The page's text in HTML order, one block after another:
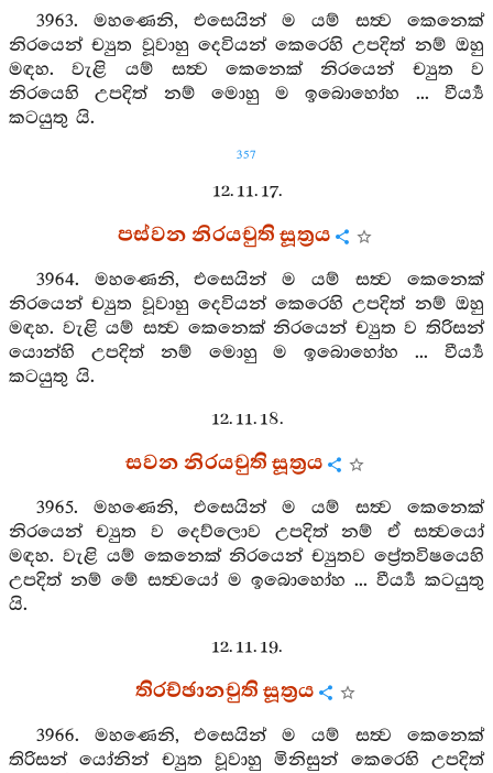
3963. මහණෙනි, එසෙයින් ම යම් සත්‍ව කෙනෙක්
නිරයෙන් ච්‍යුත වූවාහු දෙවියන් කෙරෙහි උපදිත් නම් ඔහු
මඳහ. වැළි යම් සත්‍ව කෙනෙක් නිරයෙන් ච්‍යුත ව
නිරයෙහි උපදිත් නම් මොහු ම ඉබොහෝහ ... වීර්‍ය්‍ය
කටයුතු යි.
357
12. 11. 17.
පස්වන නිරයචුති සූත්‍රය
3964. මහණෙනි, එසෙයින් ම යම් සත්‍ව කෙනෙක්
නිරයෙන් ච්‍යුත වූවාහු දෙවියන් කෙරෙහි උපදිත් නම් ඔහු
මඳහ. වැළි යම් සත්‍ව කෙනෙක් නිරයෙන් ච්‍යුත ව තිරිසන්
යොන්හි උපදිත් නම් මොහු ම ඉබොහෝහ ... වීර්‍ය්‍ය
කටයුතු යි.
12. 11. 18.
සවන නිරයචුති සූත්‍රය
3965. මහණෙනි, එසෙයින් ම යම් සත්‍ව කෙනෙක්
නිරයෙන් ච්‍යුත ව දෙව්ලොව උපදිත් නම් ඒ සත්‍වයෝ
මඳහ. වැළි යම් කෙනෙක් නිරයෙන් ච්‍යුතව ප්‍රේතවිෂයෙහි
උපදිත් නම් මේ සත්‍වයෝ ම ඉබොහෝහ ... වීර්‍ය්‍ය කටයුතු
යි.
12. 11. 19.
තිරච්ඡානචුති සූත්‍රය
3966. මහණෙනි, එසෙයින් ම යම් සත්‍ව කෙනෙක්
තිරිසන් යෝනින් ච්‍යුත වූවාහු මිනිසුන් කෙරෙහි උපදිත්